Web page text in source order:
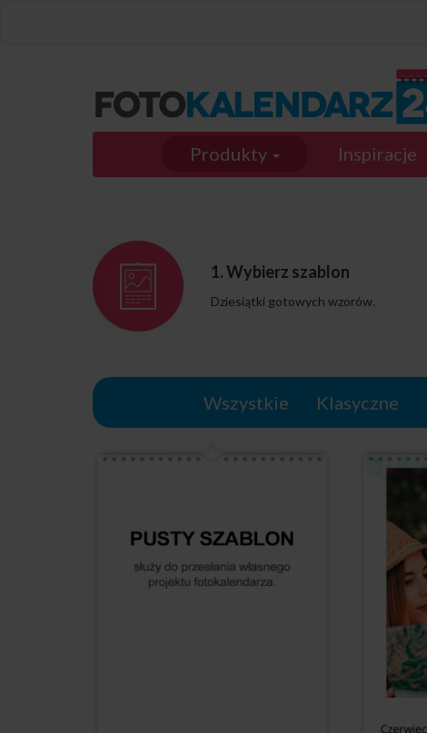
Produkty Inspiracje
1. Wybierz szablon
Dziesiątki gotowych wzorów.
Wszystkie Klasyczne